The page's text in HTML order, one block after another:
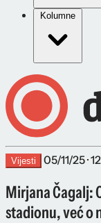
Kolumne
Vijesti 05/11/25 ·
Mirjana Čagalj:
stadionu, već o